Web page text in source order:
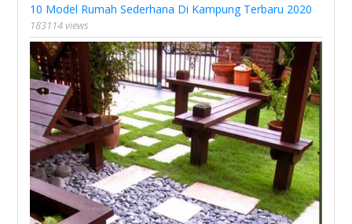
10 Model Rumah Sederhana Di Kampung Terbaru 2020
183114 views